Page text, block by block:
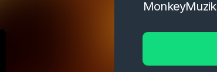
MonkeyMuzik